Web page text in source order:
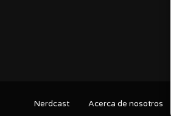
Nerdcast Acerca de nosotros